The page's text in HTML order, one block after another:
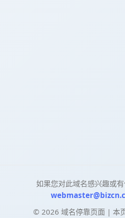
如果您对此域名感兴趣或
© 2026 域名停靠页面 | 本